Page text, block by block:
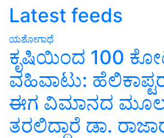
Latest feeds
ಯಶೋಗಾಥೆ
ಕೃಷಿಯಿಂದ 100
ವಹಿವಾಟು:
ಈಗ ವಿಮಾನದ ಮೂಲಕ
ತರಲಿದ್ದಾರೆ ಡಾ.